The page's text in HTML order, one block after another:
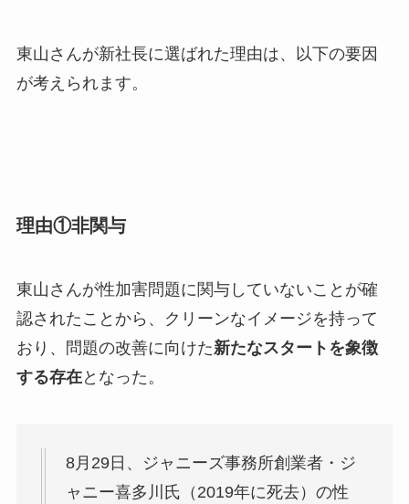
東山さんが新社長に選ばれた理由は、以下の要因
が考えられます。
理由①非関与
東山さんが性加害問題に関与していないことが確
認されたことから、クリーンなイメージを持って
おり、問題の改善に向けた新たなスタートを象徴
する存在となった。
8月29日、ジャニーズ事務所創業者・ジ
ャニー喜多川氏（2019年に死去）の性